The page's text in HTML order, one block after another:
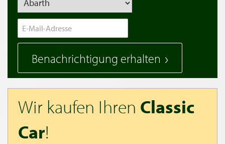
Benachrichtigung erhalten
Wir kaufen Ihren Classic
Car!